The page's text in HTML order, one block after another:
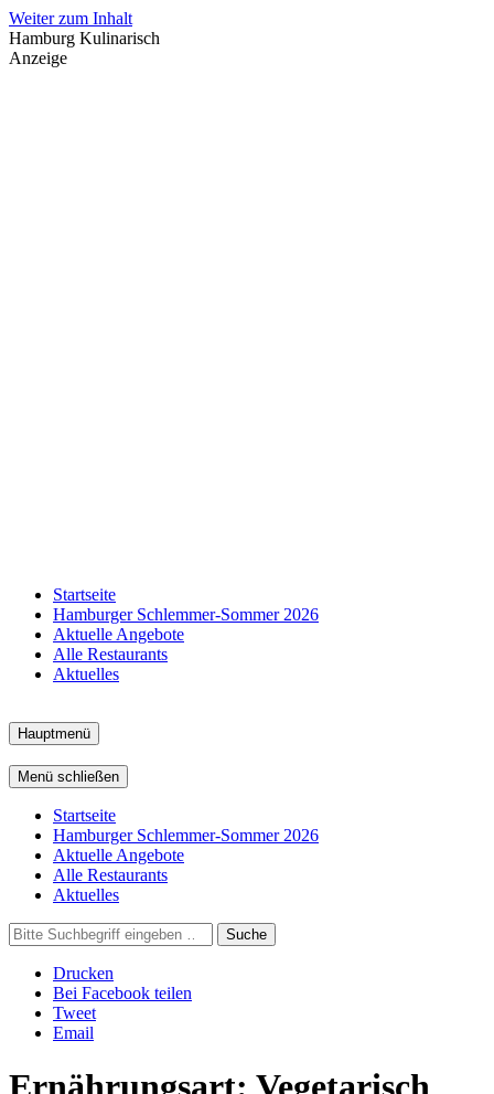
Weiter zum Inhalt
Hamburg Kulinarisch
Anzeige
Startseite
Hamburger Schlemmer-Sommer 2026
Aktuelle Angebote
Alle Restaurants
Aktuelles
Hauptmenü
Menü schließen
Startseite
Hamburger Schlemmer-Sommer 2026
Aktuelle Angebote
Alle Restaurants
Aktuelles
Suche
Drucken
Bei Facebook teilen
Tweet
Email